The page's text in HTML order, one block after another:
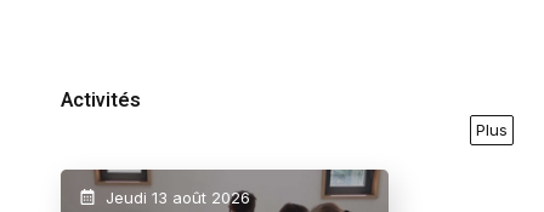
Activités
Plus
Jeudi 13 août 2026